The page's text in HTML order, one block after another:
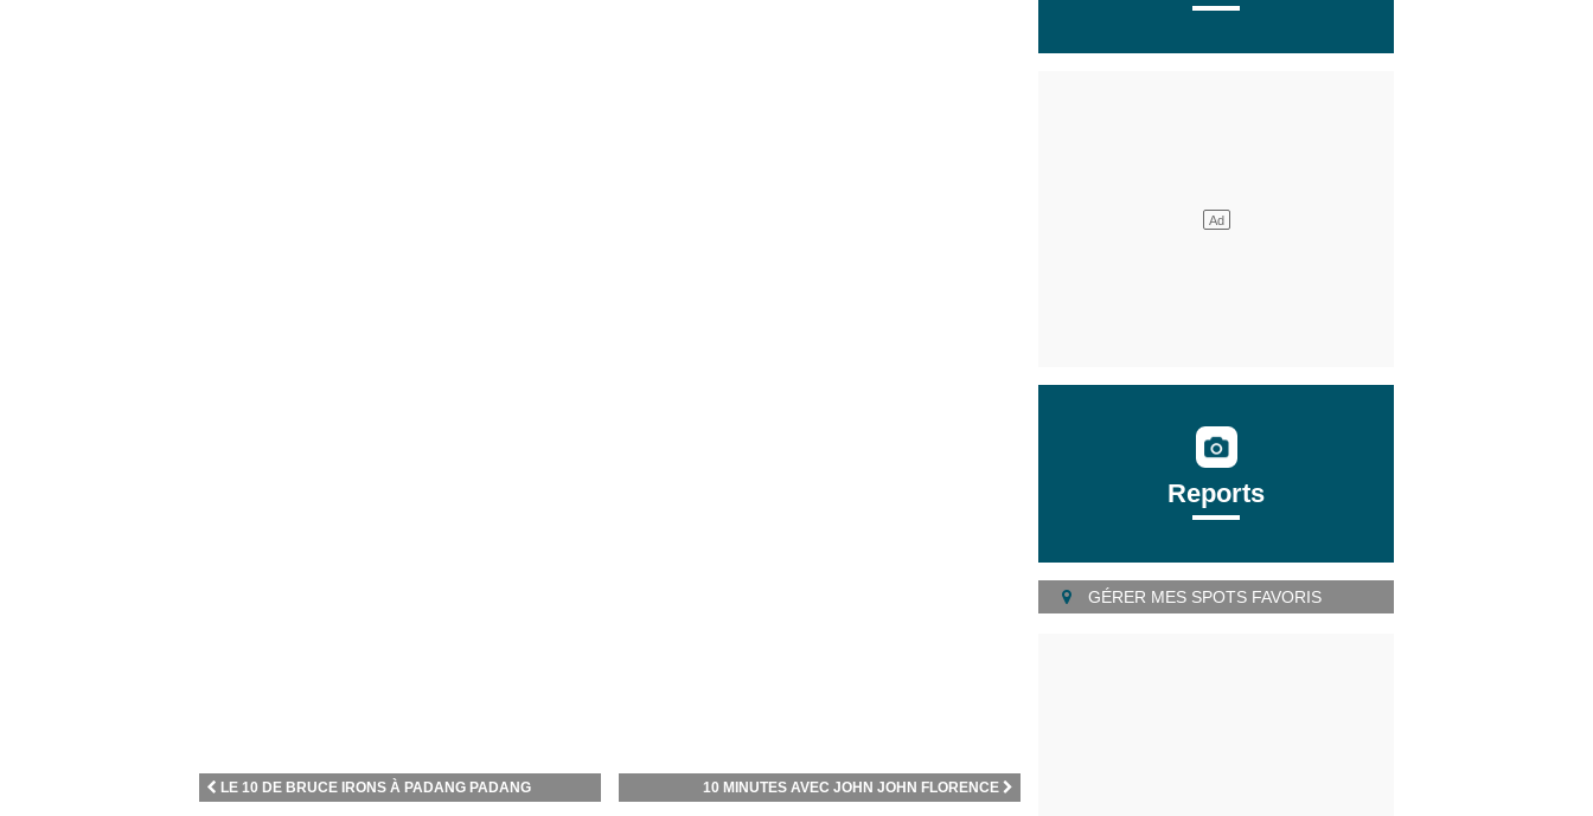
10 MINUTES AVEC JOHN JOHN FLORENCE
LE 10 DE BRUCE IRONS À PADANG PADANG
Reports
GÉRER MES SPOTS FAVORIS